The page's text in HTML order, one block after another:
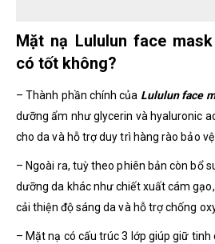
Mặt nạ Lululun face
có tốt không?
– Thành phần chính của Lululun face
dưỡng ẩm như glycerin và hyaluronic
cho da và hỗ trợ duy trì hàng rào bảo vệ
– Ngoài ra, tuỳ theo phiên bản còn bổ
dưỡng da khác như chiết xuất cám
cải thiện độ sáng da và hỗ trợ chống
– Mặt nạ có cấu trúc 3 lớp giúp giữ